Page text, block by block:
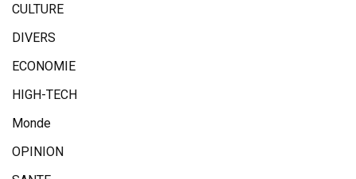
CULTURE
DIVERS
ECONOMIE
HIGH-TECH
Monde
OPINION